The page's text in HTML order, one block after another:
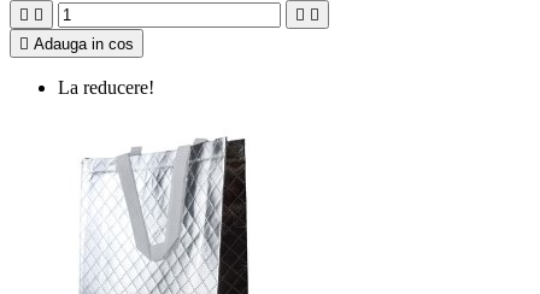
   
 Adauga in cos
La reducere!